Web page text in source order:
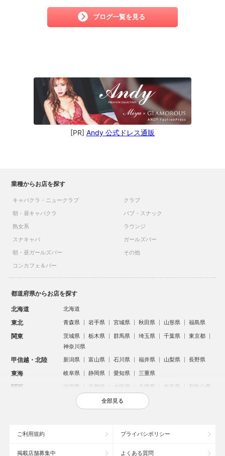
ブログ一覧を見る
[PR] Andy 公式ドレス通販
業種からお店を探す
キャバクラ・ニュークラブ
クラブ
朝・昼キャバクラ
パブ・スナック
熟女系
ラウンジ
スナキャバ
ガールズバー
朝・昼ガールズバー
その他
コンカフェ＆バー
都道府県からお店を探す
北海道 北海道
東北 青森県 岩手県 宮城県 秋田県 山形県 福島県
関東 茨城県 栃木県 群馬県 埼玉県 千葉県
東京都
神奈川県
甲信越・北陸 新潟県 富山県 石川県 福井県 山梨県 長野県
東海 岐阜県 静岡県 愛知県 三重県
関西 滋賀県 京都府 大阪府 兵庫県 奈良県 和歌山県
鳥取県 島根県 岡山県 広島県
沖縄県
全部見る
ご利用規約 プライバシポリシー
掲載店舗募集中 よくある質問